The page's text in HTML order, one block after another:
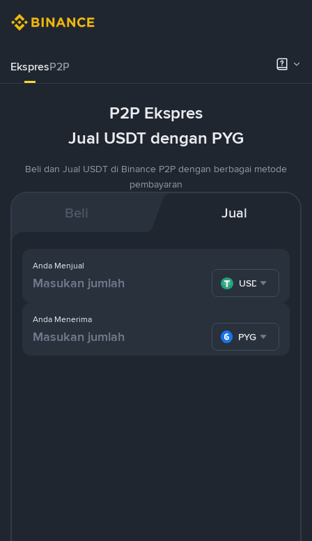
EkspresP2P
P2P Ekspres
Jual USDT dengan PYG
Beli dan Jual USDT di Binance P2P dengan berbagai metode
pembayaran
Beli Jual
Anda Menerima
PYG
Anda Menjual
USDT